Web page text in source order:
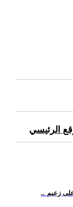
الرئيسي
زعيم